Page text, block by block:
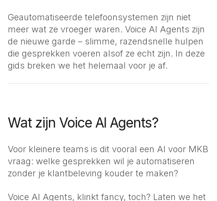
Loodgieters
Service op locatie
Elektriciens
Storingen & spoed
Klusbedrijven
Bedrijven
Reserveringen
Energie
Klantenservice
Corporaties
Geautomatiseerde telefoonsystemen zijn niet
meer wat ze vroeger waren. Voice AI Agents zijn
de nieuwe garde – slimme, razendsnelle hulpen
die gesprekken voeren alsof ze echt zijn. In deze
gids breken we het helemaal voor je af.
Wat zijn Voice AI Agents?
Voor kleinere teams is dit vooral een AI voor MKB
vraag: welke gesprekken wil je automatiseren
zonder je klantbeleving kouder te maken?
Voice AI Agents, klinkt fancy, toch? Laten we het